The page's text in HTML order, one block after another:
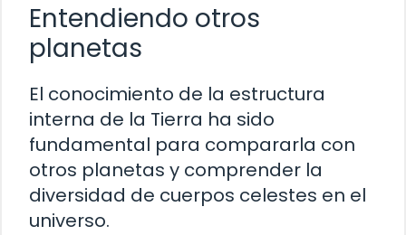
Entendiendo otros
planetas
El conocimiento de la estructura
interna de la Tierra ha sido
fundamental para compararla con
otros planetas y comprender la
diversidad de cuerpos celestes en el
universo.